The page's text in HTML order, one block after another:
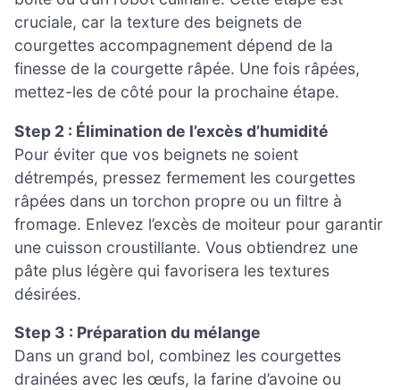
cruciale, car la texture des beignets de
courgettes accompagnement dépend de la
finesse de la courgette râpée. Une fois râpées,
mettez-les de côté pour la prochaine étape.
Step 2 : Élimination de l’excès d’humidité
Pour éviter que vos beignets ne soient
détrempés, pressez fermement les courgettes
râpées dans un torchon propre ou un filtre à
fromage. Enlevez l’excès de moiteur pour garantir
une cuisson croustillante. Vous obtiendrez une
pâte plus légère qui favorisera les textures
désirées.
Step 3 : Préparation du mélange
Dans un grand bol, combinez les courgettes
drainées avec les œufs, la farine d’avoine ou